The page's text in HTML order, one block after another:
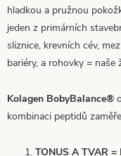
hladkou a pružnou
jeden z primárních
sliznice, krevních cév,
bariéry, a rohovky =
Kolagen BobyBalance®
kombinaci peptidů
TONUS A TVAR =